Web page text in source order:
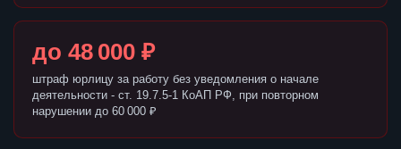
до 48 000 ₽
штраф юрлицу за работу без уведомления о начале
деятельности - ст. 19.7.5-1 КоАП РФ, при повторном
нарушении до 60 000 ₽